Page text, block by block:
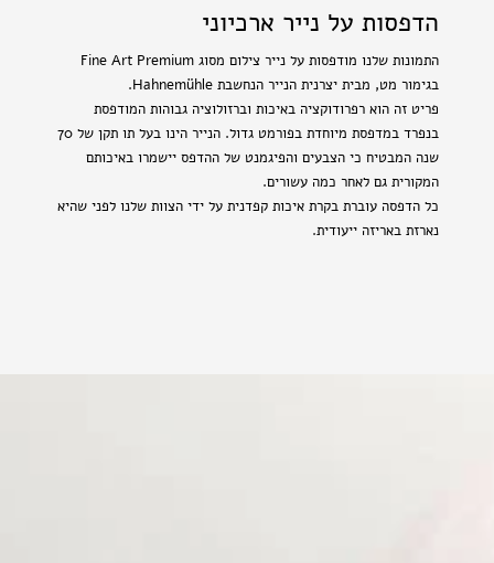
הדפסות על נייר ארכיוני
התמונות שלנו מודפסות על נייר צילום מסוג Fine Art Premium
בגימור מט, מבית יצרנית הנייר הנחשבת Hahnemühle.
פריט זה הוא רפרודוקציה באיכות וברזולוציה גבוהות המודפסת
בנפרד במדפסת מיוחדת בפורמט גדול. הנייר הינו בעל תו תקן של 70
שנה המבטיח כי הצבעים והפיגמנט של ההדפס יישמרו באיכותם
המקורית גם לאחר כמה עשורים.
כל הדפסה עוברת בקרת איכות קפדנית על ידי הצוות שלנו לפני שהיא
נארזת באריזה ייעודית.